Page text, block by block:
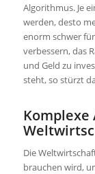
Algorithmus. Je
werden, desto
enorm schwer
verbessern, das
und Geld zu
steht, so stürzt
Komplexe
Die
brauchen wird,